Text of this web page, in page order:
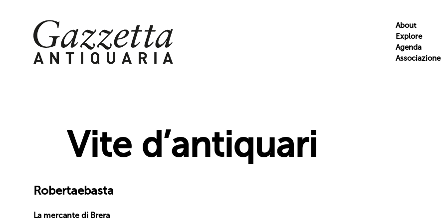
Skip
to
content
About
Explore
Agenda
Associazione
Vite d’antiquari
Robertaebasta
La mercante di Brera